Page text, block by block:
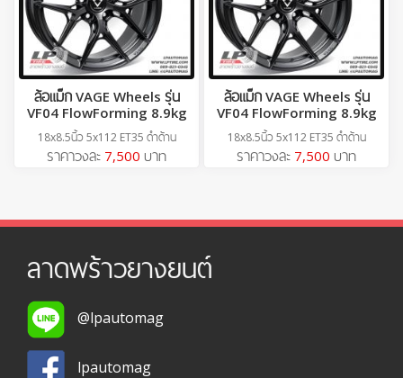
ล้อแม็ก VAGE Wheels รุ่น
VF04 FlowForming 8.9kg
18x8.5นิ้ว 5x112 ET35 ดำด้าน
ราคาวงละ 7,500 บาท
ล้อแม็ก VAGE Wheels รุ่น
VF04 FlowForming 8.9kg
18x8.5นิ้ว 5x112 ET35 ดำด้าน
ราคาวงละ 7,500 บาท
ลาดพร้าวยางยนต์
@lpautomag
lpautomag